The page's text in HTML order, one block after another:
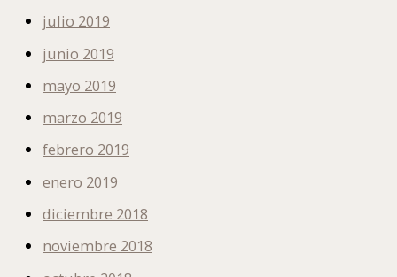
julio 2019
junio 2019
mayo 2019
marzo 2019
febrero 2019
enero 2019
diciembre 2018
noviembre 2018